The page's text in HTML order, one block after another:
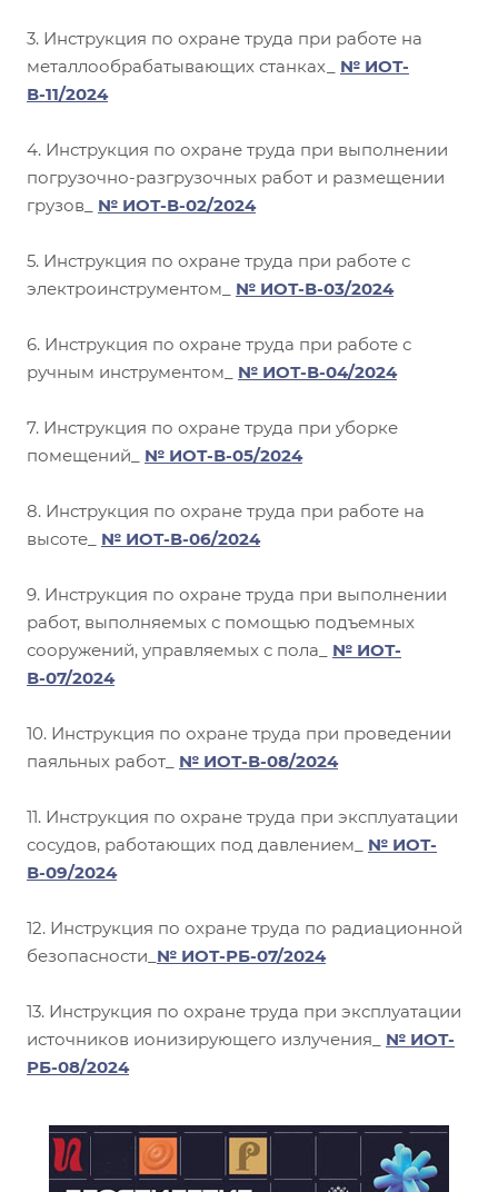
3. Инструкция по охране труда при работе на
металлообрабатывающих станках_ № ИОТ-
В-11/2024
4. Инструкция по охране труда при выполнении
погрузочно-разгрузочных работ и размещении
грузов_ № ИОТ-В-02/2024
5. Инструкция по охране труда при работе с
электроинструментом_ № ИОТ-В-03/2024
6. Инструкция по охране труда при работе с
ручным инструментом_ № ИОТ-В-04/2024
7. Инструкция по охране труда при уборке
помещений_ № ИОТ-В-05/2024
8. Инструкция по охране труда при работе на
высоте_ № ИОТ-В-06/2024
9. Инструкция по охране труда при выполнении
работ, выполняемых с помощью подъемных
сооружений, управляемых с пола_ № ИОТ-
В-07/2024
10. Инструкция по охране труда при проведении
паяльных работ_ № ИОТ-В-08/2024
11. Инструкция по охране труда при эксплуатации
сосудов, работающих под давлением_ № ИОТ-
В-09/2024
12. Инструкция по охране труда по радиационной
безопасности_ № ИОТ-РБ-07/2024
13. Инструкция по охране труда при эксплуатации
источников ионизирующего излучения_ № ИОТ-
РБ-08/2024